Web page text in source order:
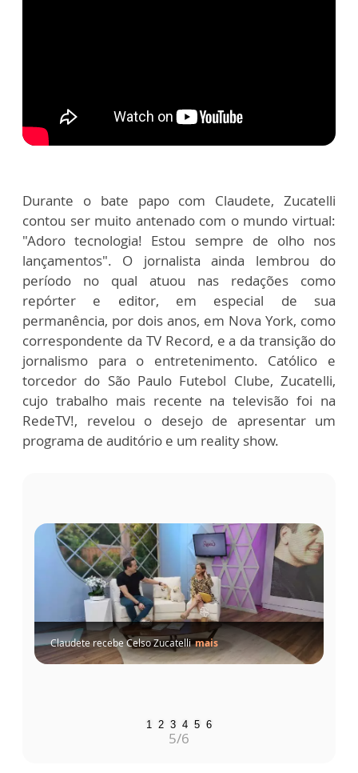
Durante o bate papo com Claudete, Zucatelli
contou ser muito antenado com o mundo virtual:
"Adoro tecnologia! Estou sempre de olho nos
lançamentos". O jornalista ainda lembrou do
período no qual atuou nas redações como
repórter e editor, em especial de sua
permanência, por dois anos, em Nova York, como
correspondente da TV Record, e a da transição do
jornalismo para o entretenimento. Católico e
torcedor do São Paulo Futebol Clube, Zucatelli,
cujo trabalho mais recente na televisão foi na
RedeTV!, revelou o desejo de apresentar um
programa de auditório e um reality show.
Claudete recebe Celso Zucatelli mais
1 2 3 4 5 6
5/6